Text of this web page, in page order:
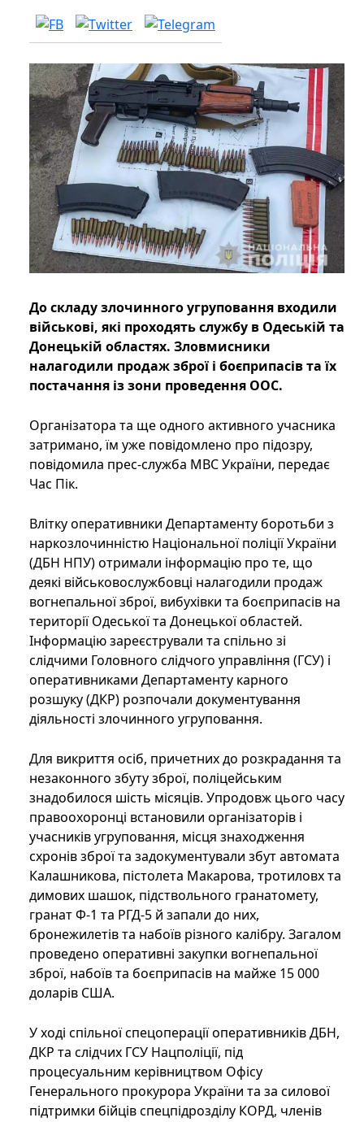
До складу злочинного угруповання входили
військові, які проходять службу в Одеській та
Донецькій областях. Зловмисники
налагодили продаж зброї і боєприпасів та їх
постачання із зони проведення ООС.
Організатора та ще одного активного учасника
затримано, їм уже повідомлено про підозру,
повідомила прес-служба МВС України, передає
Час Пік.
Влітку оперативники Департаменту боротьби з
наркозлочинністю Національної поліції України
(ДБН НПУ) отримали інформацію про те, що
деякі військовослужбовці налагодили продаж
вогнепальної зброї, вибухівки та боєприпасів на
території Одеської та Донецької областей.
Інформацію зареєстрували та спільно зі
слідчими Головного слідчого управління (ГСУ) і
оперативниками Департаменту карного
розшуку (ДКР) розпочали документування
діяльності злочинного угруповання.
Для викриття осіб, причетних до розкрадання та
незаконного збуту зброї, поліцейським
знадобилося шість місяців. Упродовж цього часу
правоохоронці встановили організаторів і
учасників угруповання, місця знаходження
схронів зброї та задокументували збут автомата
Калашникова, пістолета Макарова, тротиловх та
димових шашок, підствольного гранатомету,
гранат Ф-1 та РГД-5 й запали до них,
бронежилетів та набоїв різного калібру. Загалом
проведено оперативні закупки вогнепальної
зброї, набоїв та боєприпасів на майже 15 000
доларів США.
У ході спільної спецоперації оперативників ДБН,
ДКР та слідчих ГСУ Нацполіції, під
процесуальним керівництвом Офісу
Генерального прокурора України та за силової
підтримки бійців спецпідрозділу КОРД, членів